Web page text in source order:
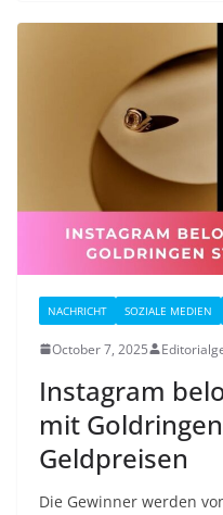
NACHRICHT SOZIALE MEDIEN
October 7, 2025
Instagram
mit
Geldpreisen
Die Gewinner werden